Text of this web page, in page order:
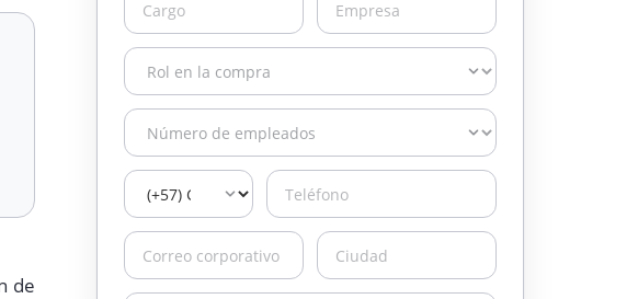
de